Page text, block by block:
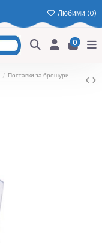
Любими (0)
0
Поставки за брошури